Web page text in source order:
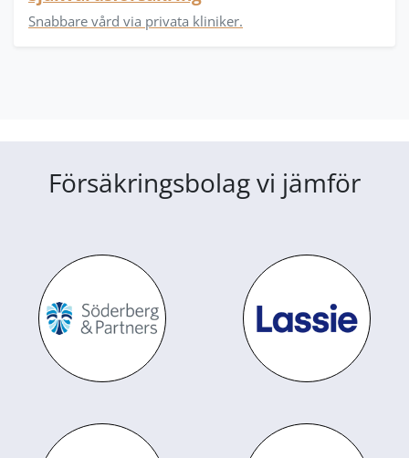
Snabbare vård via privata kliniker.
Försäkringsbolag vi jämför